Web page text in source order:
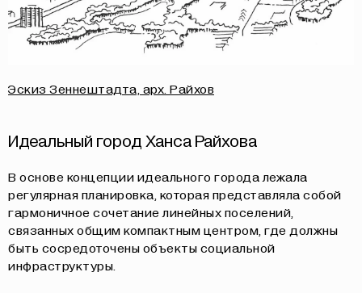
Эскиз Зеннештадта, арх. Райхов
Идеальный город Ханса Райхова
В основе концепции идеального города лежала
регулярная планировка, которая представляла собой
гармоничное сочетание линейных поселений,
связанных общим компактным центром, где должны
быть сосредоточены объекты социальной
инфраструктуры.